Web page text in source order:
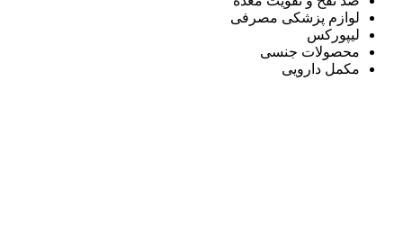
لوازم پزشکی مصرفی
لیپورکس
محصولات جنسی
مکمل دارویی